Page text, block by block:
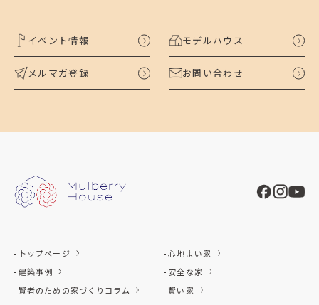
イベント情報 モデルハウス
メルマガ登録 お問い合わせ
トップページ
建築事例
賢者のための家づくりコラム
心地よい家
安全な家
賢い家